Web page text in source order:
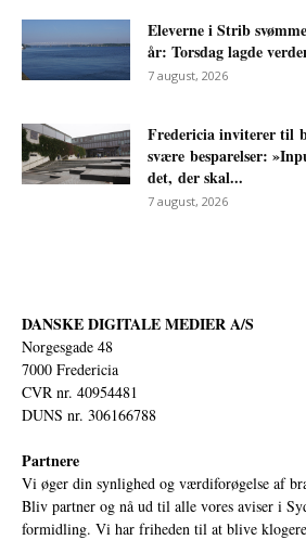
Eleverne i Strib
år: Torsdag lagde
7 august, 2026
Fredericia inviterer til
svære besparelser:
det, der skal...
7 august, 2026
DANSKE DIGITALE MEDIER A/S
Norgesgade 48
7000 Fredericia
CVR nr. 40954481
DUNS nr. 306166788
Partnere
Vi øger din synlighed og værdiforøgelse af
Bliv partner og nå ud til alle vores aviser i
formidling. Vi har friheden til at blive